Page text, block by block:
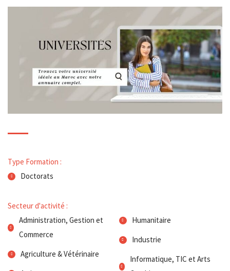
Type Formation :
Doctorats
Secteur d'activité :
Administration, Gestion et
Commerce
Agriculture & Vétérinaire
Humanitaire
Industrie
Informatique, TIC et Arts